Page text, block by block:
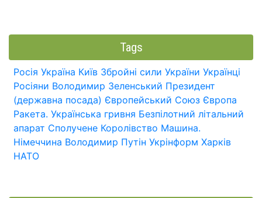
Tags
Росія Україна Київ Збройні сили України Українці
Росіяни Володимир Зеленський Президент
(державна посада) Європейський Союз Європа
Ракета. Українська гривня Безпілотний літальний
апарат Сполучене Королівство Машина.
Німеччина Володимир Путін Укрінформ Харків
НАТО